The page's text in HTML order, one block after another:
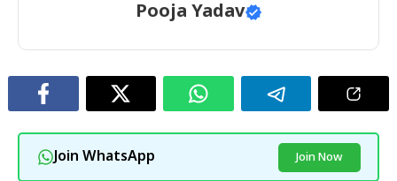
Pooja Yadav
Join WhatsApp Join Now